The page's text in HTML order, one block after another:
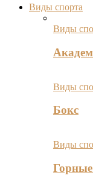
Виды спорта
Виды
Виды
Бокс
Виды